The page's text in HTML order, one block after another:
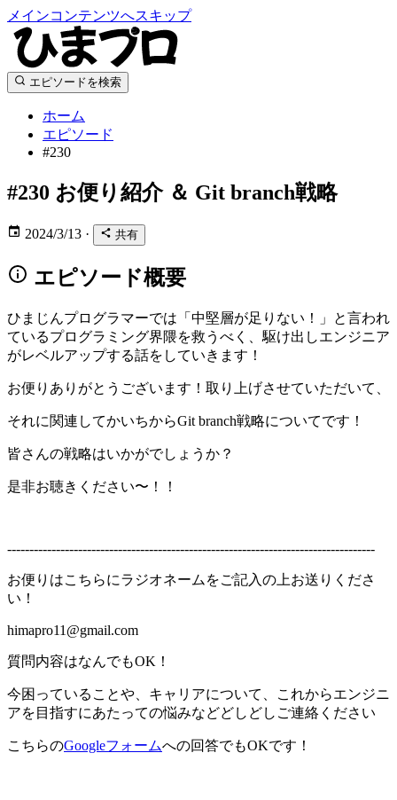
メインコンテンツへスキップ
エピソードを検索
ホーム
エピソード
#230
#230 お便り紹介 ＆ Git branch戦略
2024/3/13 · 共有
エピソード概要
ひまじんプログラマーでは「中堅層が足りない！」と言われ
ているプログラミング界隈を救うべく、駆け出しエンジニア
がレベルアップする話をしていきます！
お便りありがとうございます！取り上げさせていただいて、
それに関連してかいちからGit branch戦略についてです！
皆さんの戦略はいかがでしょうか？
是非お聴きください〜！！
-----------------------------------------------------------------------------------
お便りはこちらにラジオネームをご記入の上お送りくださ
い！
himapro11@gmail.com
質問内容はなんでもOK！
今困っていることや、キャリアについて、これからエンジニ
アを目指すにあたっての悩みなどどしどしご連絡ください
こちらのGoogleフォームへの回答でもOKです！